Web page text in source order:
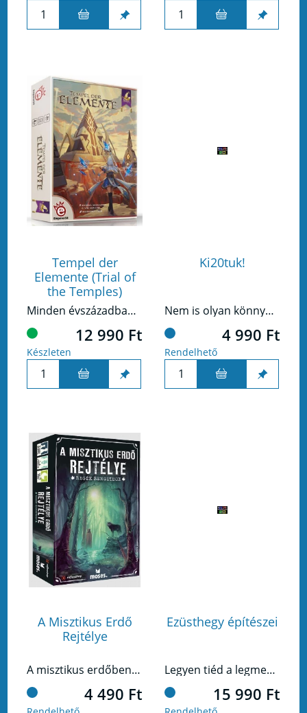
Tempel der
Elemente (Trial of
the Temples)
Minden évszázadban összegyűlnek a világ leghatalmasabb ősmágusai a „mágusok arénája” nevű helyen, a világ közepén. Három templomban kell kiállniuk próbákat, hogy végül megmérkőzhessenek a „legnagyobb mester” címért.
12 990 Ft
Készleten
Ki20tuk!
Nem is olyan könnyű elszámolni 20-ig…
4 990 Ft
Rendelhető
A Misztikus Erdő
Rejtélye
A misztikus erdőben ragadva, mielőtt végleg rátok esteledne nincs más lehetőségetek, mint megtalálni a kijáratot. De vajon sikerrel jártok?
4 490 Ft
Ezüsthegy építészei
Legyen tiéd a legmenőbb kazamata!
15 990 Ft